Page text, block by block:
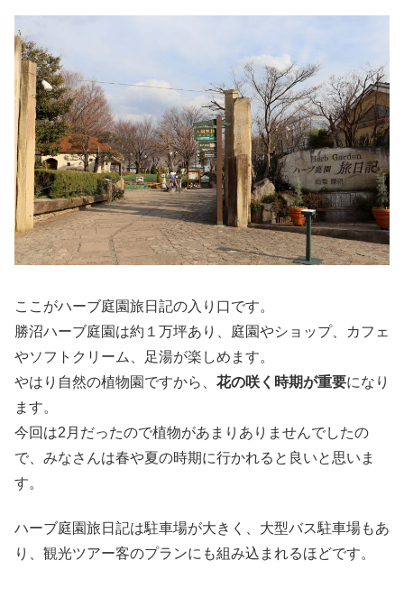
ここがハーブ庭園旅日記の入り口です。
勝沼ハーブ庭園は約１万坪あり、庭園やショップ、カフェ
やソフトクリーム、足湯が楽しめます。
やはり自然の植物園ですから、 花の咲く時期が重要になり
ます。
今回は2月だったので植物があまりありませんでしたの
で、みなさんは春や夏の時期に行かれると良いと思いま
す。
ハーブ庭園旅日記は駐車場が大きく、大型バス駐車場もあ
り、観光ツアー客のプランにも組み込まれるほどです。